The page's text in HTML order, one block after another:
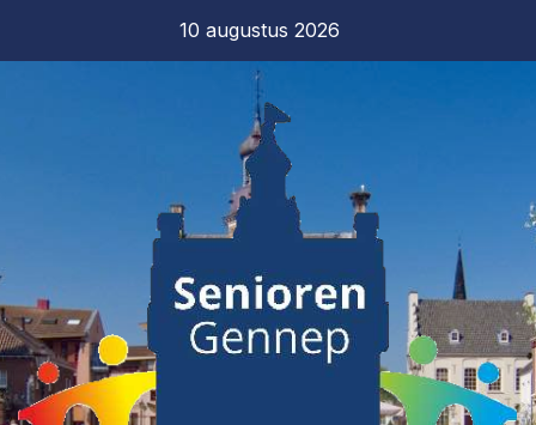
10 augustus 2026